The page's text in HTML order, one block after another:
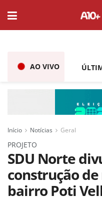
AO VIVO
Início Notícias Geral
PROJETO
SDU Norte
construção
bairro Poti